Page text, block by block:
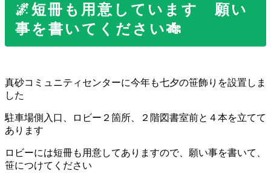
🌌短冊も用意しています 願い
事を書いてください🎋
真砂コミュニティセンターに今年も七夕の笹飾りを設置しま
した
駐車場側入口、ロビー２箇所、２階図書室前と４本を立てて
あります
ロビーには短冊も用意してありますので、願い事を書いて、
笹につけてください